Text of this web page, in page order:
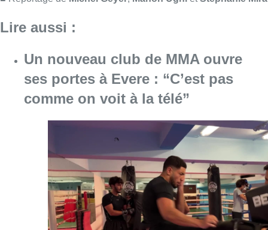
08 août 2026Consulter l'article "Un nouveau club de
Au Moeraske, Bart Hanssens
recense des insectes de plus en